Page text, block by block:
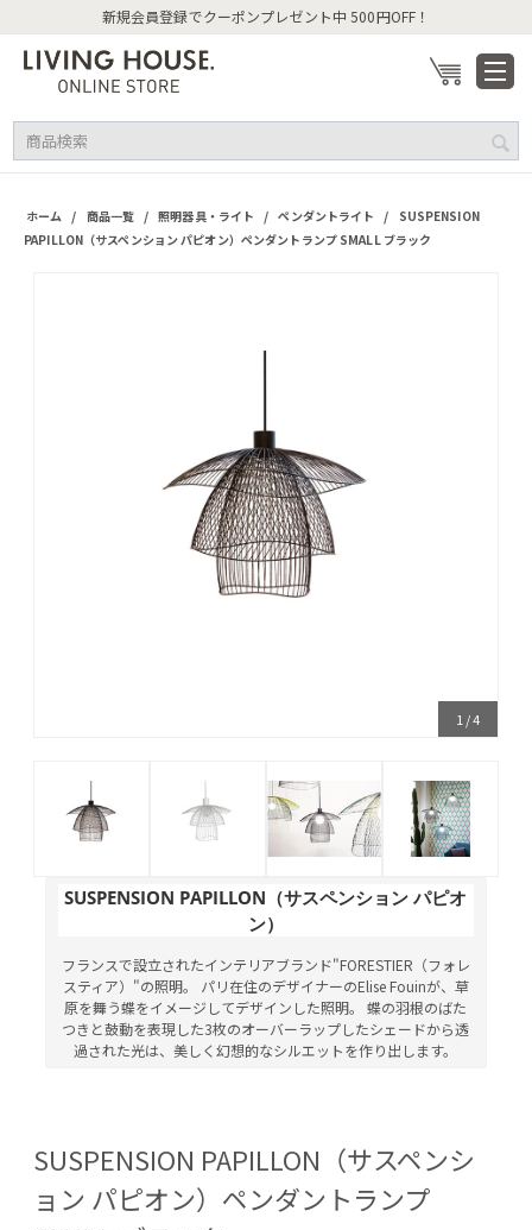
新規会員登録でクーポンプレゼント中 500円OFF！
ホーム / 商品一覧 / 照明器具・ライト / ペンダントライト /
SUSPENSION
PAPILLON（サスペンション パピオン）ペンダントランプ SMALL ブラック
1 /4
SUSPENSION PAPILLON（サスペンション パピオ
ン）
フランスで設立されたインテリアブランド"FORESTIER（フォレ
スティア）"の照明。 パリ在住のデザイナーのElise Fouinが、草
原を舞う蝶をイメージしてデザインした照明。 蝶の羽根のばた
つきと鼓動を表現した3枚のオーバーラップしたシェードから透
過された光は、美しく幻想的なシルエットを作り出します。
SUSPENSION PAPILLON（サスペンシ
ョン パピオン）ペンダントランプ